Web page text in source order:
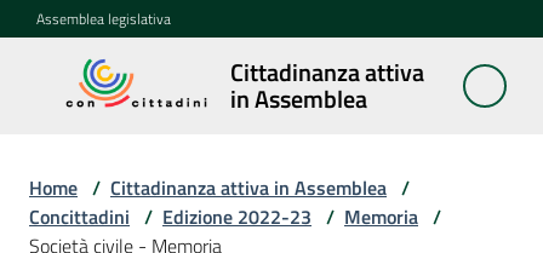
Vai al contenuto
Vai alla navigazione
Vai al footer
Assemblea legislativa
Cittadinanza attiva
in Assemblea
Cittadinanza
attiva in
Concittadini
Home / Cittadinanza attiva in Assemblea /
Concittadini / Edizione 2022-23 / Memoria /
Società civile - Memoria